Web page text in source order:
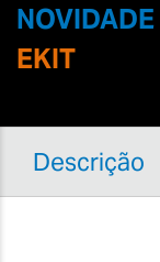
NOVIDADE
EKIT
Descrição